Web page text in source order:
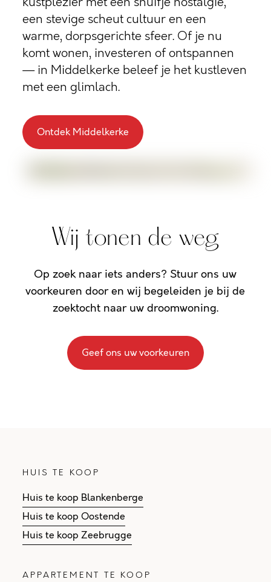
een stevige scheut cultuur en een
warme, dorpsgerichte sfeer. Of je nu
komt wonen, investeren of ontspannen
— in Middelkerke beleef je het kustleven
met een glimlach.
Ontdek Middelkerke
Wij tonen de weg
Op zoek naar iets anders? Stuur ons uw
voorkeuren door en wij begeleiden je bij de
zoektocht naar uw droomwoning.
Geef ons uw voorkeuren
HUIS TE KOOP
Huis te koop Blankenberge
Huis te koop Oostende
Huis te koop Zeebrugge
APPARTEMENT TE KOOP